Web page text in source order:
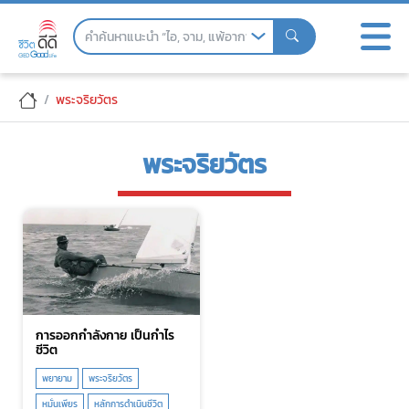
Skip
พระจริยวัตร
พระจริยวัตร
การออกกำลังกาย เป็นกำไร
ชีวิต
พยายาม
พระจริยวัตร
หมั่นเพียร
หลักการดำเนินชีวิต